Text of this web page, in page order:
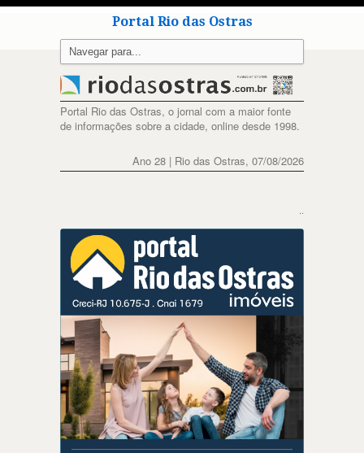
Portal Rio das Ostras
Portal Rio das Ostras, o jornal com a maior fonte
de informações sobre a cidade, online desde 1998.
Ano 28 | Rio das Ostras, 07/08/2026
..